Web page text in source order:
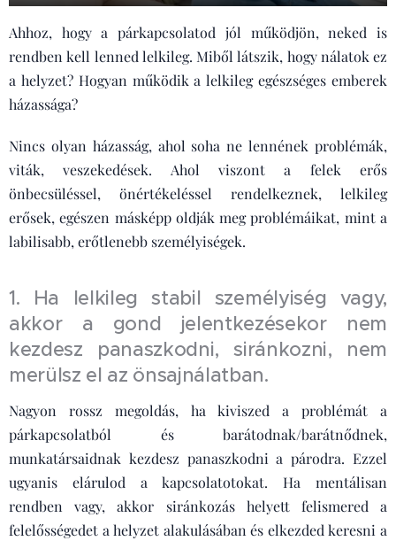
Ahhoz, hogy a párkapcsolatod jól működjön, neked is
rendben kell lenned lelkileg. Miből látszik, hogy nálatok ez
a helyzet? Hogyan működik a lelkileg egészséges emberek
házassága?
Nincs olyan házasság, ahol soha ne lennének problémák,
viták, veszekedések. Ahol viszont a felek erős
önbecsüléssel, önértékeléssel rendelkeznek, lelkileg
erősek, egészen másképp oldják meg problémáikat, mint a
labilisabb, erőtlenebb személyiségek.
1. Ha lelkileg stabil személyiség vagy,
akkor a gond jelentkezésekor nem
kezdesz panaszkodni, siránkozni, nem
merülsz el az önsajnálatban.
Nagyon rossz megoldás, ha kiviszed a problémát a
párkapcsolatból és barátodnak/barátnődnek,
munkatársaidnak kezdesz panaszkodni a párodra. Ezzel
ugyanis elárulod a kapcsolatotokat. Ha mentálisan
rendben vagy, akkor siránkozás helyett felismered a
felelősségedet a helyzet alakulásában és elkezded keresni a